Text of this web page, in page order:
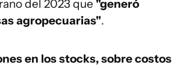
del 2023 que "generó
agropecuarias".
en los stocks, sobre costos